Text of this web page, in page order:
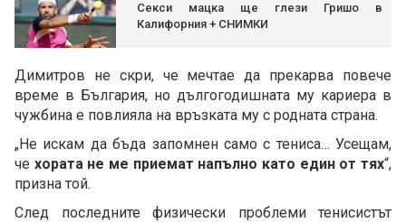
Секси мацка ще глези Гришо в
Калифорния + СНИМКИ
Димитров не скри, че мечтае да прекарва повече
време в България, но дългогодишната му кариера в
чужбина е повлияла на връзката му с родната страна.
„Не искам да бъда запомнен само с тениса… Усещам,
че хората не ме приемат напълно като един от тях“,
призна той.
След последните физически проблеми тенисистът